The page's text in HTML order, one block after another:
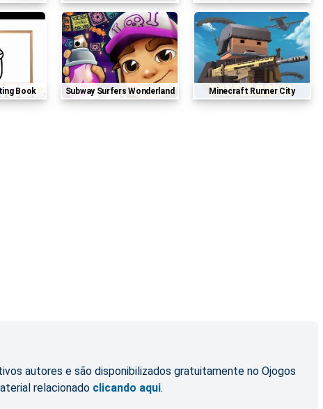
Book Subway Surfers Wonderland Minecraft Runner City
autores e são disponibilizados gratuitamente no Ojogos
relacionado clicando aqui.